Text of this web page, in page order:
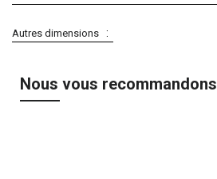
Autres dimensions
Nous vous recommandons